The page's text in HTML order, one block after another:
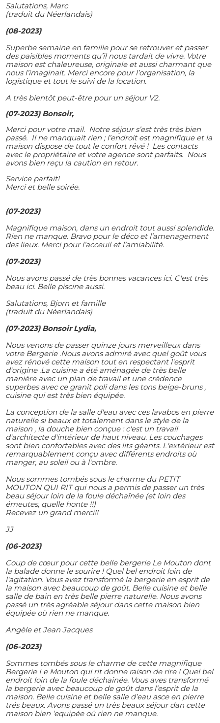
Salutations, Marc
(traduit du Néerlandais)
(08-2023)
Superbe semaine en famille pour se retrouver et passer
des paisibles moments qu’il nous tardait de vivre. Votre
maison est chaleureuse, originale et aussi charmant que
nous l’imaginait. Merci encore pour l’organisation, la
logistique et tout le suivi de la location.
A très bientôt peut-être pour un séjour V2.
(07-2023) Bonsoir,
Merci pour votre mail. Notre séjour s’est très très bien
passé. Il ne manquait rien ; l’endroit est magnifique et la
maison dispose de tout le confort rêvé ! Les contacts
avec le propriétaire et votre agence sont parfaits. Nous
avons bien reçu la caution en retour.
Service parfait!
Merci et belle soirée.
(07-2023)
Magnifique maison, dans un endroit tout aussi splendide.
Rien ne manque. Bravo pour le déco et l’amenagement
des lieux. Merci pour l’acceuil et l’amiabilité.
(07-2023)
Nous avons passé de très bonnes vacances ici. C'est très
beau ici. Belle piscine aussi.
Salutations, Bjorn et famille
(traduit du Néerlandais)
(07-2023) Bonsoir Lydia,
Nous venons de passer quinze jours merveilleux dans
votre Bergerie .Nous avons admiré avec quel goût vous
avez rénové cette maison tout en respectant l'esprit
d'origine .La cuisine a été aménagée de très belle
manière avec un plan de travail et une crédence
superbes avec ce granit poli dans les tons beige-bruns ,
cuisine qui est très bien équipée.
La conception de la salle d'eau avec ces lavabos en pierre
naturelle si beaux et totalement dans le style de la
maison , la douche bien conçue : c'est un travail
d'architecte d'intérieur de haut niveau. Les couchages
sont bien confortables avec des lits géants. L'extérieur est
remarquablement conçu avec différents endroits où
manger, au soleil ou à l'ombre.
Nous sommes tombés sous le charme du PETIT
MOUTON QUI RIT qui nous a permis de passer un très
beau séjour loin de la foule déchaînée (et loin des
émeutes, quelle honte !!)
Recevez un grand merci!!
JJ
(06-2023)
Coup de cœur pour cette belle bergerie Le Mouton dont
la balade donne le sourire ! Quel bel endroit loin de
l'agitation. Vous avez transformé la bergerie en esprit de
la maison avec beaucoup de goût. Belle cuisine et belle
salle de bain en très belle pierre naturelle. Nous avons
passé un très agréable séjour dans cette maison bien
équipée où rien ne manque.
Angèle et Jean Jacques
(06-2023)
Sommes tombés sous le charme de cette magnifique
Bergerie Le Mouton qui rit donne raison de rire ! Quel bel
endroit loin de la foule déchainée. Vous aves transformé
la bergerie avec beaucoup de goût dans l’esprit de la
maison. Belle cuisine et belle salle d’eau asce en pierre
trés beaux. Avons passé un très beaux séjour dan cette
maison bien ‘equipée oú rien ne manque.